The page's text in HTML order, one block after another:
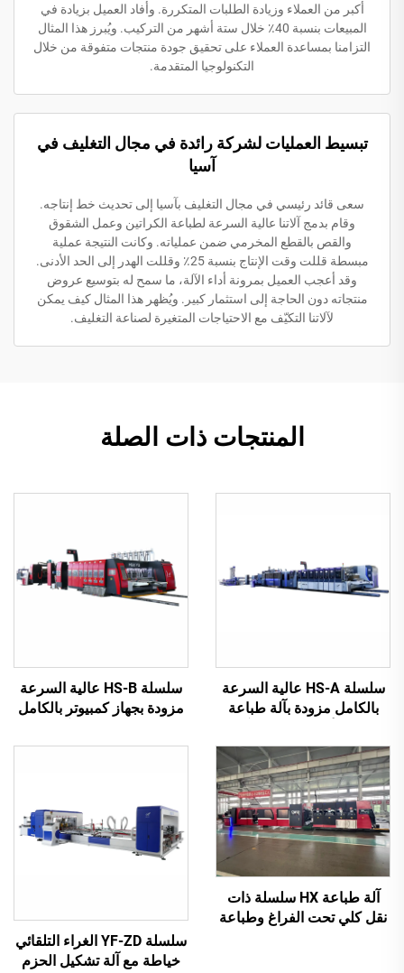
أكبر من العملاء وزيادة الطلبات المتكررة. وأفاد العميل بزيادة في
المبيعات بنسبة 40٪ خلال ستة أشهر من التركيب. ويُبرز هذا المثال
التزامنا بمساعدة العملاء على تحقيق جودة منتجات متفوقة من خلال
التكنولوجيا المتقدمة.
تبسيط العمليات لشركة رائدة في مجال التغليف في
آسيا
سعى قائد رئيسي في مجال التغليف بآسيا إلى تحديث خط إنتاجه.
وقام بدمج آلاتنا عالية السرعة لطباعة الكراتين وعمل الشقوق
والقص بالقطع المخرمي ضمن عملياته. وكانت النتيجة عملية
مبسطة قللت وقت الإنتاج بنسبة 25٪ وقللت الهدر إلى الحد الأدنى.
وقد أعجب العميل بمرونة أداء الآلة، ما سمح له بتوسيع عروض
منتجاته دون الحاجة إلى استثمار كبير. ويُظهر هذا المثال كيف يمكن
لآلاتنا التكيّف مع الاحتياجات المتغيرة لصناعة التغليف.
المنتجات ذات الصلة
سلسلة HS-A عالية السرعة
بالكامل مزودة بآلة طباعة
تغليف أوتوماتيكية
سلسلة HS-B عالية السرعة
مزودة بجهاز كمبيوتر بالكامل
تلقائية
آلة طباعة HX سلسلة ذات
نقل كلي تحت الفراغ وطباعة
سلسلة YF-ZD الغراء التلقائي
خياطة مع آلة تشكيل الحزم